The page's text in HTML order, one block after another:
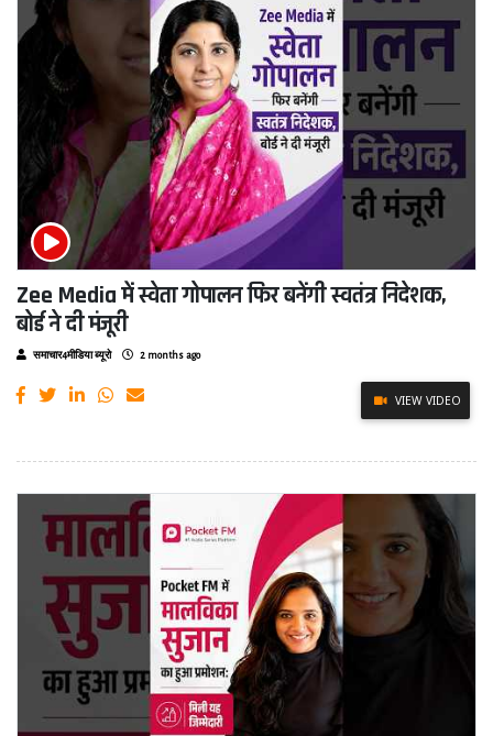
Zee Media में स्वेता गोपालन फिर बनेंगी स्वतंत्र निदेशक,
बोर्ड ने दी मंजूरी
समाचार4मीडिया ब्यूरो 2 months ago
VIEW VIDEO